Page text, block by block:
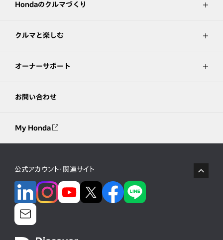
Hondaのクルマづくり
クルマと楽しむ
オーナーサポート
お問い合わせ
My Honda
公式アカウント・関連サイト